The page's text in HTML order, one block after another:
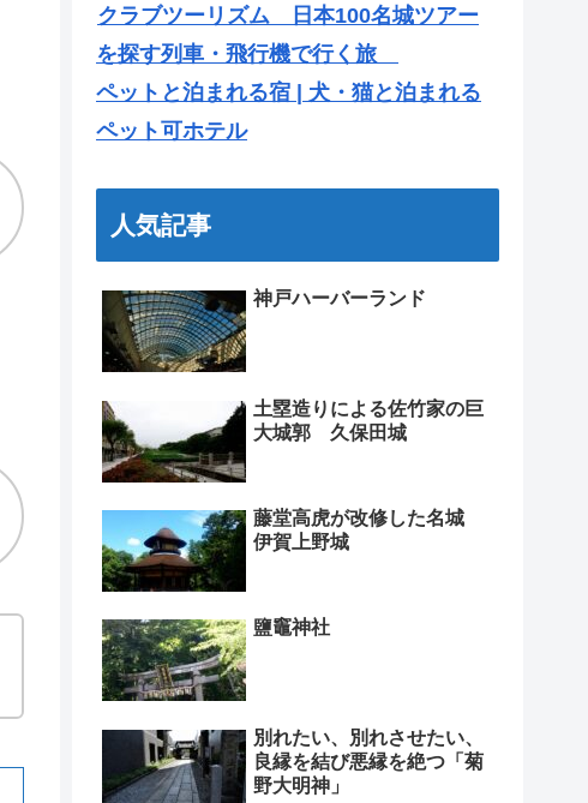
クラブツーリズム 日本100名城ツアー
を探す列車・飛行機で行く旅
ペットと泊まれる宿 | 犬・猫と泊まれる
ペット可ホテル
人気記事
神戸ハーバーランド
土塁造りによる佐竹家の巨
大城郭 久保田城
藤堂高虎が改修した名城
伊賀上野城
鹽竈神社
別れたい、別れさせたい、
良縁を結び悪縁を絶つ「菊
野大明神」